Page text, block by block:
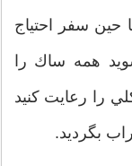
حين سفر احتياج
همه ساك را
را رعايت كنيد
بگرديد.